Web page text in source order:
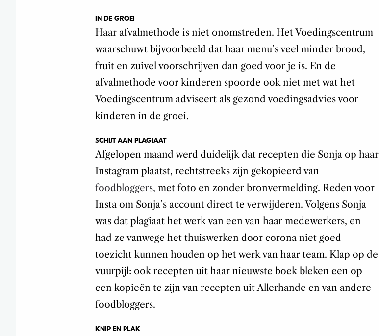
IN DE GROEI
Haar afvalmethode is niet onomstreden. Het Voedingscentrum
waarschuwt bijvoorbeeld dat haar menu’s veel minder brood,
fruit en zuivel voorschrijven dan goed voor je is. En de
afvalmethode voor kinderen spoorde ook niet met wat het
Voedingscentrum adviseert als gezond voedingsadvies voor
kinderen in de groei.
SCHIJT AAN PLAGIAAT
Afgelopen maand werd duidelijk dat recepten die Sonja op haar
Instagram plaatst, rechtstreeks zijn gekopieerd van
foodbloggers, met foto en zonder bronvermelding. Reden voor
Insta om Sonja’s account direct te verwijderen. Volgens Sonja
was dat plagiaat het werk van een van haar medewerkers, en
had ze vanwege het thuiswerken door corona niet goed
toezicht kunnen houden op het werk van haar team. Klap op de
vuurpijl: ook recepten uit haar nieuwste boek bleken een op
een kopieën te zijn van recepten uit Allerhande en van andere
foodbloggers.
KNIP EN PLAK